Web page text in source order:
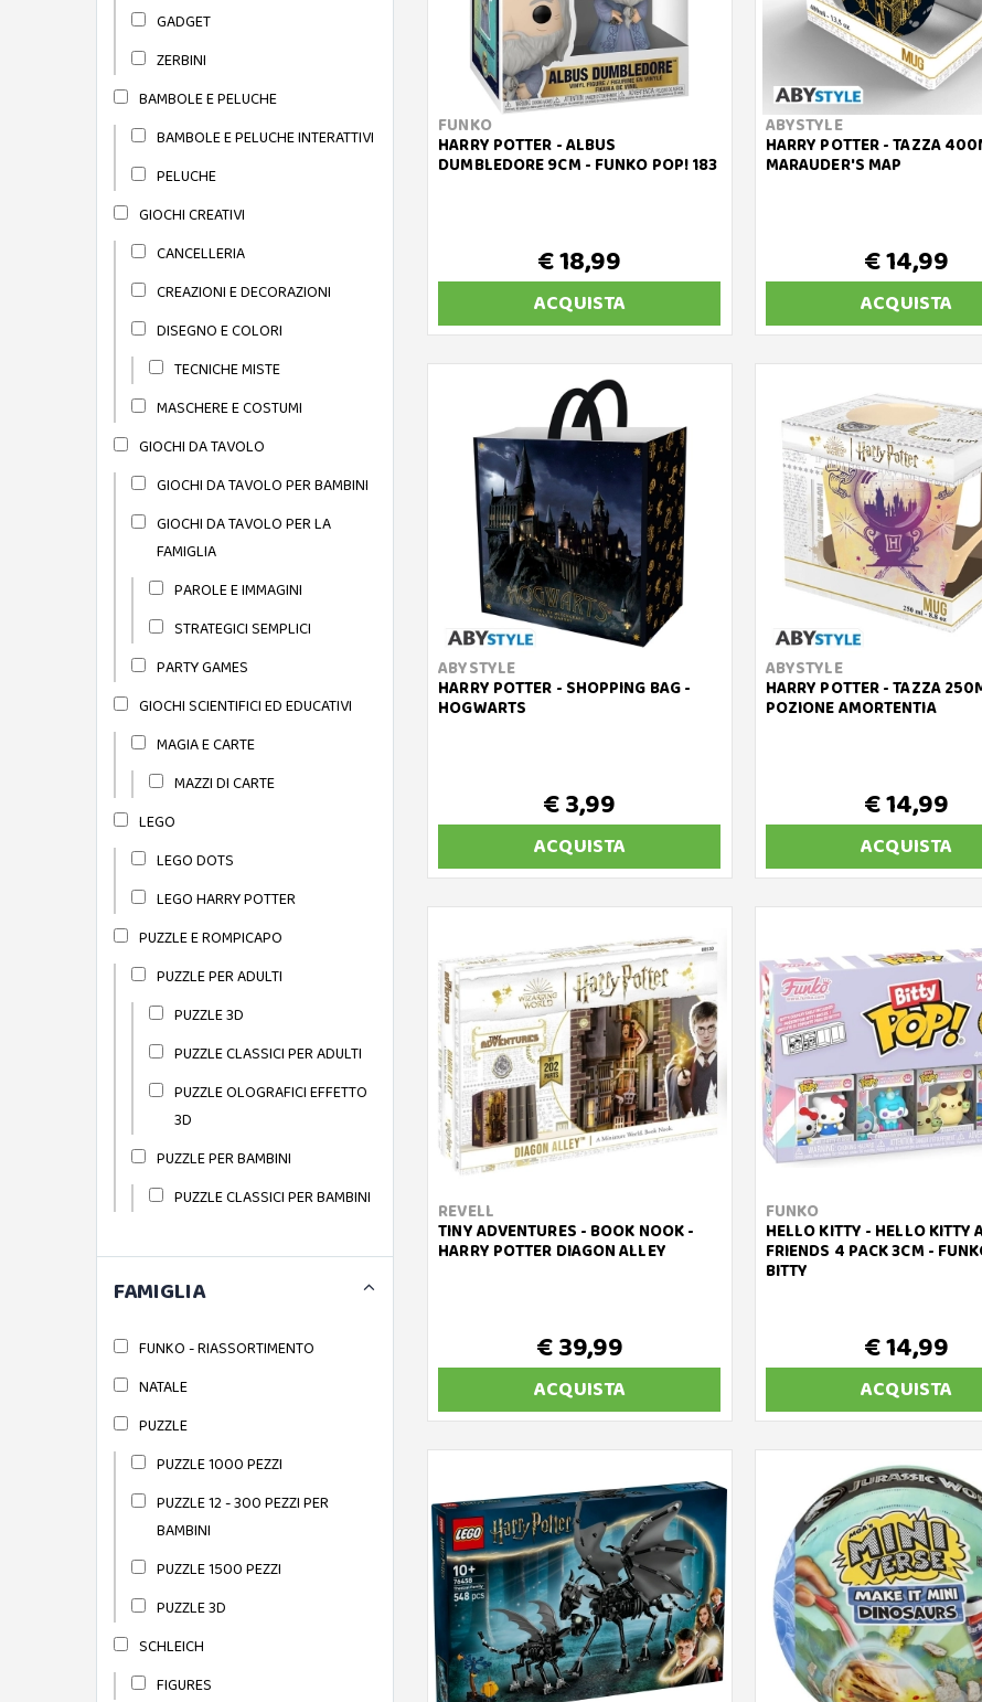
FUNKO
HARRY POTTER - ALBUS
DUMBLEDORE 9CM - FUNKO POP! 183
€ 18,99
ACQUISTA
ABYSTYLE
HARRY POTTER - TAZZA
MARAUDER'S MAP
€ 14,99
ACQUISTA
ABYSTYLE
HARRY POTTER - SHOPPING BAG -
HOGWARTS
€ 3,99
ACQUISTA
ABYSTYLE
HARRY POTTER - TAZZA
POZIONE AMORTENTIA
€ 14,99
ACQUISTA
REVELL
TINY ADVENTURES - BOOK NOOK -
HARRY POTTER DIAGON ALLEY
€ 39,99
ACQUISTA
FUNKO
HELLO KITTY - HELLO KITTY
FRIENDS 4 PACK 3CM -
BITTY
€ 14,99
ACQUISTA
GADGET
ZERBINI
BAMBOLE E PELUCHE
BAMBOLE E PELUCHE INTERATTIVI
PELUCHE
GIOCHI CREATIVI
CANCELLERIA
CREAZIONI E DECORAZIONI
DISEGNO E COLORI
TECNICHE MISTE
MASCHERE E COSTUMI
GIOCHI DA TAVOLO
GIOCHI DA TAVOLO PER BAMBINI
GIOCHI DA TAVOLO PER LA
FAMIGLIA
PAROLE E IMMAGINI
STRATEGICI SEMPLICI
PARTY GAMES
GIOCHI SCIENTIFICI ED EDUCATIVI
MAGIA E CARTE
MAZZI DI CARTE
LEGO
LEGO DOTS
LEGO HARRY POTTER
PUZZLE E ROMPICAPO
PUZZLE PER ADULTI
PUZZLE 3D
PUZZLE CLASSICI PER ADULTI
PUZZLE OLOGRAFICI EFFETTO
3D
PUZZLE PER BAMBINI
PUZZLE CLASSICI PER BAMBINI
FAMIGLIA
FUNKO - RIASSORTIMENTO
NATALE
PUZZLE
PUZZLE 1000 PEZZI
PUZZLE 12 - 300 PEZZI PER
BAMBINI
PUZZLE 1500 PEZZI
PUZZLE 3D
SCHLEICH
FIGURES